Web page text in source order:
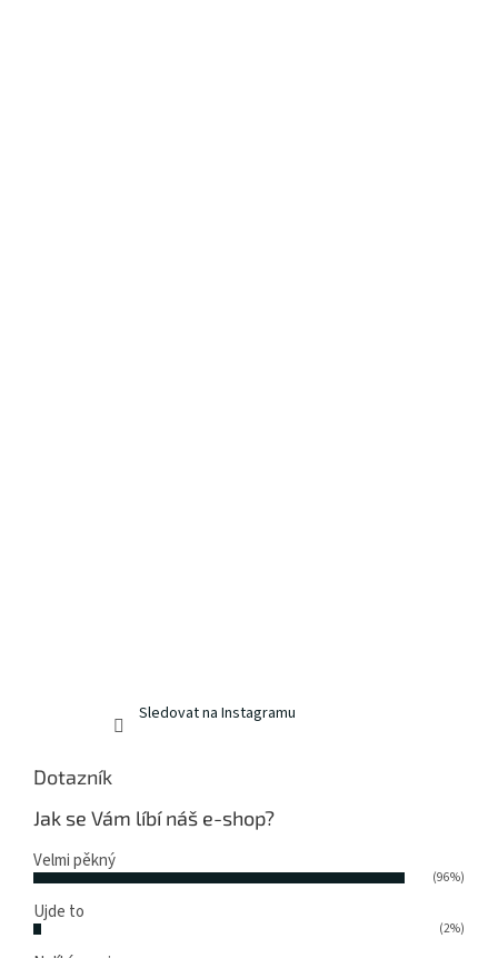
Sledovat na Instagramu
Dotazník
Jak se Vám líbí náš e-shop?
Velmi pěkný
(96%)
Ujde to
(2%)